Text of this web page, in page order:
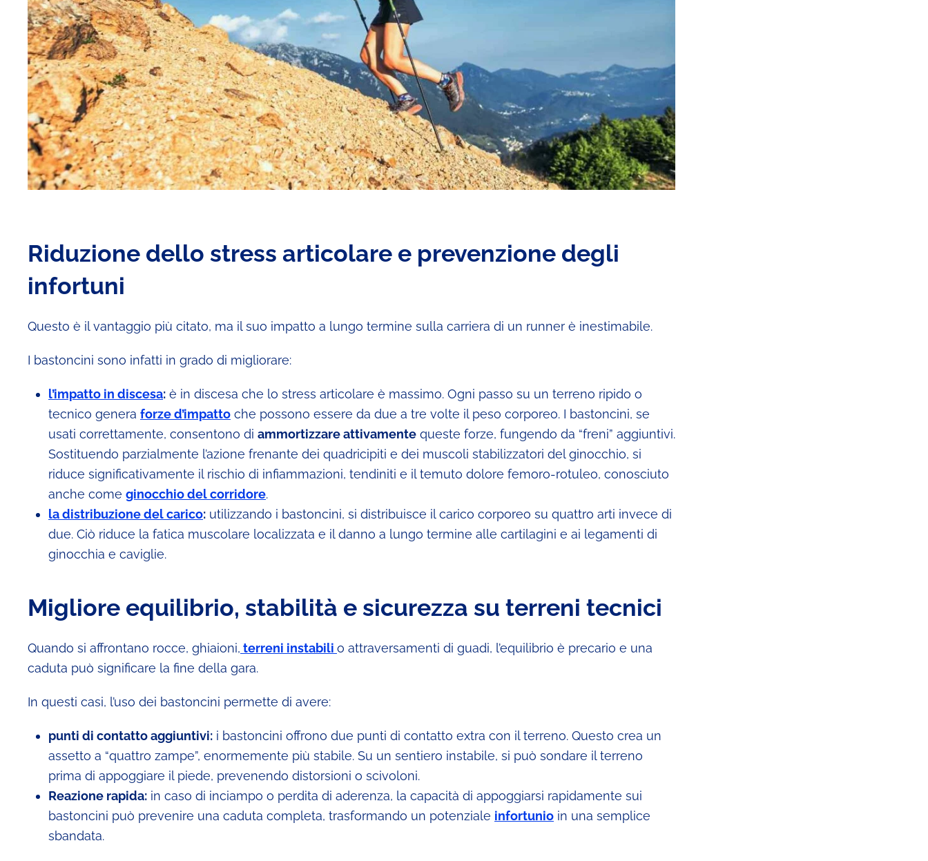
Riduzione dello stress articolare e prevenzione degli
infortuni
Questo è il vantaggio più citato, ma il suo impatto a lungo termine sulla carriera di un runner è inestimabile.
I bastoncini sono infatti in grado di migliorare:
l’impatto in discesa: è in discesa che lo stress articolare è massimo. Ogni passo su un terreno ripido o
tecnico genera forze d’impatto che possono essere da due a tre volte il peso corporeo. I bastoncini, se
usati correttamente, consentono di ammortizzare attivamente queste forze, fungendo da “freni” aggiuntivi.
Sostituendo parzialmente l’azione frenante dei quadricipiti e dei muscoli stabilizzatori del ginocchio, si
riduce significativamente il rischio di infiammazioni, tendiniti e il temuto dolore femoro-rotuleo, conosciuto
anche come ginocchio del corridore.
ladistribuzione del carico: utilizzando i bastoncini, si distribuisce il carico corporeo su quattro arti invece di
due. Ciò riduce la fatica muscolare localizzata e il danno a lungo termine alle cartilagini e ai legamenti di
ginocchia e caviglie.
Migliore equilibrio, stabilità e sicurezza su terreni tecnici
Quando si affrontano rocce, ghiaioni, terreni instabili o attraversamenti di guadi, l’equilibrio è precario e una
caduta può significare la fine della gara.
In questi casi, l’uso dei bastoncini permette di avere:
punti di contatto aggiuntivi: i bastoncini offrono due punti di contatto extra con il terreno. Questo crea un
assetto a “quattro zampe”, enormemente più stabile. Su un sentiero instabile, si può sondare il terreno
prima di appoggiare il piede, prevenendo distorsioni o scivoloni.
Reazione rapida: in caso di inciampo o perdita di aderenza, la capacità di appoggiarsi rapidamente sui
bastoncini può prevenire una caduta completa, trasformando un potenziale infortunio in una semplice
sbandata.